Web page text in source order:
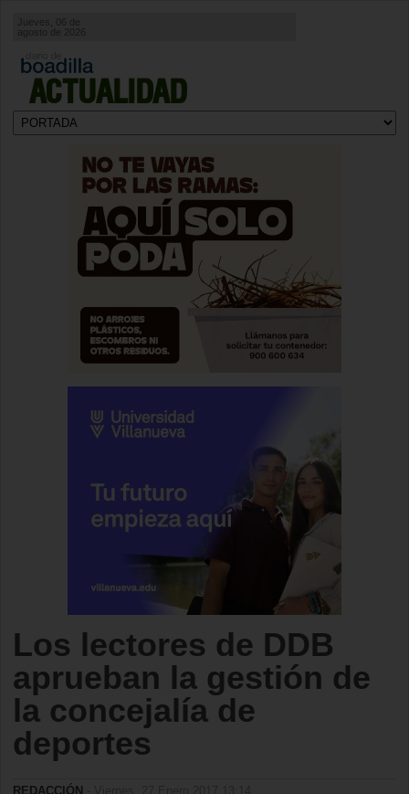
ACTUALIDAD
agosto de 2026
Los lectores de DDB
aprueban la gestión de
la concejalía de
deportes
REDACCIÓN